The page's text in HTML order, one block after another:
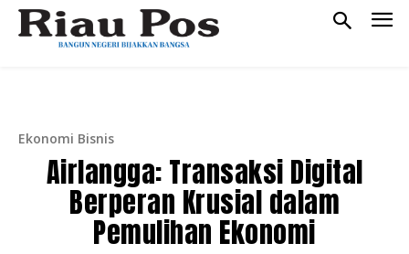
Ekonomi Bisnis
Airlangga: Transaksi Digital
Berperan Krusial dalam
Pemulihan Ekonomi